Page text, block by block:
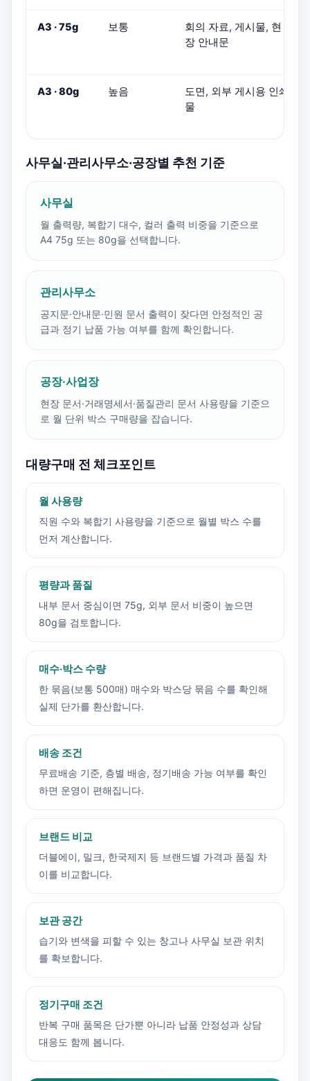
A3 · 75g 보통
회의 자료, 게시물, 현
장 안내문
A3 · 80g 높음
도면, 외부 게시용 인쇄
물
사무실·관리사무소·공장별 추천 기준
사무실
월 출력량, 복합기 대수, 컬러 출력 비중을 기준으로
A4 75g 또는 80g을 선택합니다.
관리사무소
공지문·안내문·민원 문서 출력이 잦다면 안정적인 공
급과 정기 납품 가능 여부를 함께 확인합니다.
공장·사업장
현장 문서·거래명세서·품질관리 문서 사용량을 기준으
로 월 단위 박스 구매량을 잡습니다.
대량구매 전 체크포인트
월 사용량
직원 수와 복합기 사용량을 기준으로 월별 박스 수를
먼저 계산합니다.
평량과 품질
내부 문서 중심이면 75g, 외부 문서 비중이 높으면
80g을 검토합니다.
매수·박스 수량
한 묶음(보통 500매) 매수와 박스당 묶음 수를 확인해
실제 단가를 환산합니다.
배송 조건
무료배송 기준, 층별 배송, 정기배송 가능 여부를 확인
하면 운영이 편해집니다.
브랜드 비교
더블에이, 밀크, 한국제지 등 브랜드별 가격과 품질 차
이를 비교합니다.
보관 공간
습기와 변색을 피할 수 있는 창고나 사무실 보관 위치
를 확보합니다.
정기구매 조건
반복 구매 품목은 단가뿐 아니라 납품 안정성과 상담
대응도 함께 봅니다.